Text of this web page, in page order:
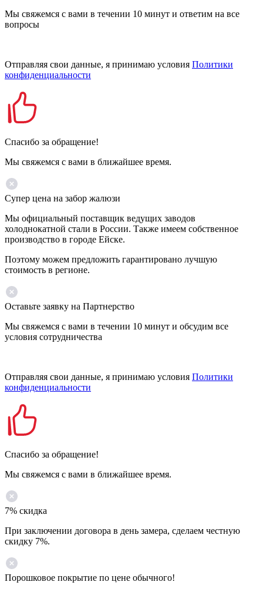
Мы свяжемся с вами в течении 10 минут и ответим на все
вопросы
Отправляя свои данные, я принимаю условия Политики
конфиденциальности
Спасибо за обращение!
Мы свяжемся с вами в ближайшее время.
Супер цена на забор жалюзи
Мы официальный поставщик ведущих заводов
холоднокатной стали в России. Также имеем собственное
производство в городе Ейске.
Поэтому можем предложить гарантировано лучшую
стоимость в регионе.
Оставьте заявку на Партнерство
Мы свяжемся с вами в течении 10 минут и обсудим все
условия сотрудничества
Отправляя свои данные, я принимаю условия Политики
конфиденциальности
Спасибо за обращение!
Мы свяжемся с вами в ближайшее время.
7% скидка
При заключении договора в день замера, сделаем честную
скидку 7%.
Порошковое покрытие по цене обычного!